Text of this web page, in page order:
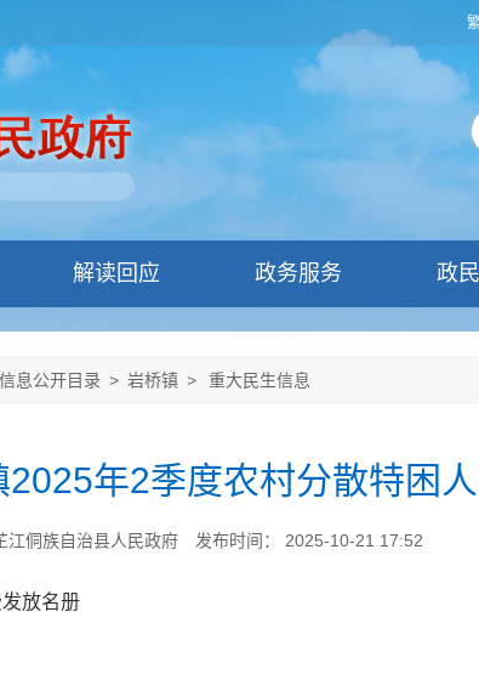
解读回应 政务服务 政
息公开目录 > 岩桥镇 > 重大民生信息
年2季度农村分散特困
江侗族自治县人民政府 发布时间： 2025-10-21 17:52
放名册